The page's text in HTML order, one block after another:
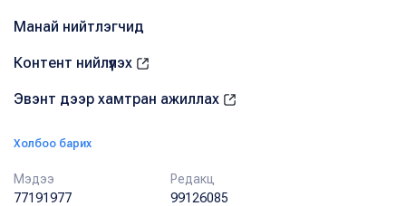
Манай нийтлэгчид
Контент нийлүүлэх
Эвэнт дээр хамтран ажиллах
Холбоо барих
Мэдээ
77191977
Редакц
99126085